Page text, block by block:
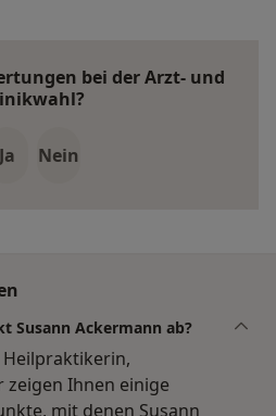
bei der Arzt- und
Ja Nein
Susann Ackermann ab?
Heilpraktikerin,
zeigen Ihnen einige
mit denen Susann